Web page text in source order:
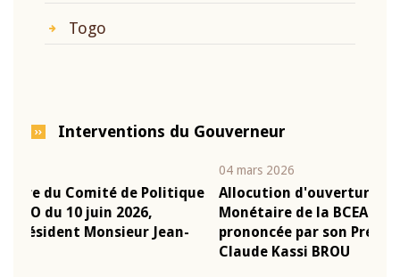
Togo
Interventions du Gouverneur
Allocution d'ouverture du Comité de Politique
Monétaire de la BCEAO du 4 mars 2026,
prononcée par son Président Monsieur Jean-